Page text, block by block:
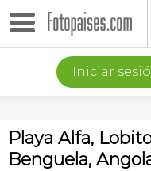
Iniciar
Playa Alfa,
Benguela,